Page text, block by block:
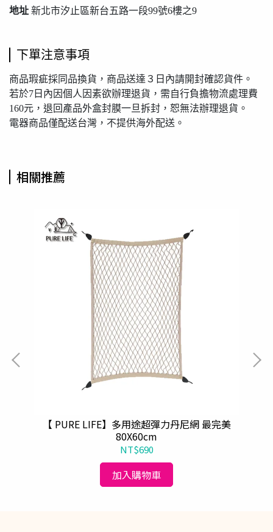
地址 新北市汐止區新台五路一段99號6樓之9
下單注意事項
商品瑕疵採同品換貨，商品送達３日內請開封確認貨件。
若於7日內因個人因素欲辦理退貨，需自行負擔物流處理費
160元，退回產品外盒封膜一旦拆封，恕無法辦理退貨。
電器商品僅配送台灣，不提供海外配送。
相關推薦
【 PURE LIFE】多用途超彈力丹尼網 最完美
80X60cm
NT$690
加入購物車